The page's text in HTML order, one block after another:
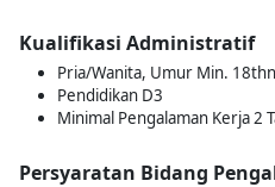
Kualifikasi Administratif
Pria/Wanita, Umur Min.
Pendidikan D3
Minimal Pengalaman Kerja 2
Persyaratan Bidang